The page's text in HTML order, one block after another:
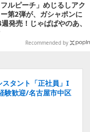
フルピーチ」めじるしアク
第2弾が、ガシャポンに
発売！じゃぱぱやのあ、
ちメンバー11名分ライン
Recommended by
スタント「正社員」I
験歓迎/名古屋市中区